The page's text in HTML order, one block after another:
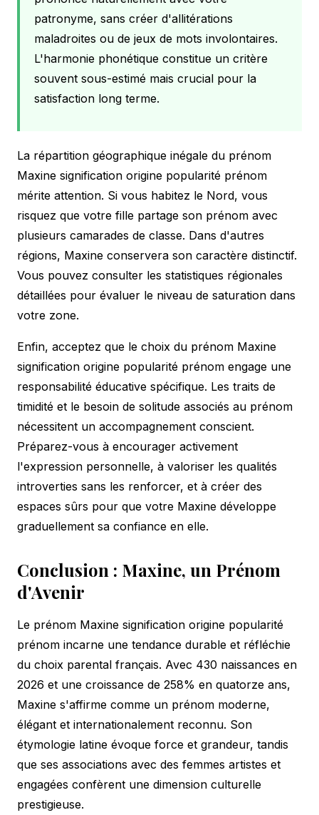
patronyme, sans créer d'allitérations
maladroites ou de jeux de mots involontaires.
L'harmonie phonétique constitue un critère
souvent sous-estimé mais crucial pour la
satisfaction long terme.
La répartition géographique inégale du prénom
Maxine signification origine popularité prénom
mérite attention. Si vous habitez le Nord, vous
risquez que votre fille partage son prénom avec
plusieurs camarades de classe. Dans d'autres
régions, Maxine conservera son caractère distinctif.
Vous pouvez consulter les statistiques régionales
détaillées pour évaluer le niveau de saturation dans
votre zone.
Enfin, acceptez que le choix du prénom Maxine
signification origine popularité prénom engage une
responsabilité éducative spécifique. Les traits de
timidité et le besoin de solitude associés au prénom
nécessitent un accompagnement conscient.
Préparez-vous à encourager activement
l'expression personnelle, à valoriser les qualités
introverties sans les renforcer, et à créer des
espaces sûrs pour que votre Maxine développe
graduellement sa confiance en elle.
Conclusion : Maxine, un Prénom
d'Avenir
Le prénom Maxine signification origine popularité
prénom incarne une tendance durable et réfléchie
du choix parental français. Avec 430 naissances en
2026 et une croissance de 258% en quatorze ans,
Maxine s'affirme comme un prénom moderne,
élégant et internationalement reconnu. Son
étymologie latine évoque force et grandeur, tandis
que ses associations avec des femmes artistes et
engagées confèrent une dimension culturelle
prestigieuse.